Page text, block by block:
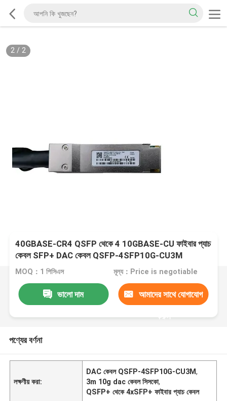
2/ 2
40GBASE-CR4 QSFP থেকে 4 10GBASE-CU ফাইবার প্যাচ
কেবল SFP+ DAC কেবল QSFP-4SFP10G-CU3M
সামঞ্জস্যপূর্ণ
MOQ：1 পিসিএস মূল্য：Price is negotiable
ভালো দাম আমাদের সাথে যোগাযোগ
করুন
পণ্যের বর্ণনা
লক্ষণীয় করা:
DAC কেবল QSFP-4SFP10G-CU3M,
3m 10g dac কেবল সিসকো,
QSFP+ থেকে 4xSFP+ ফাইবার প্যাচ কেবল